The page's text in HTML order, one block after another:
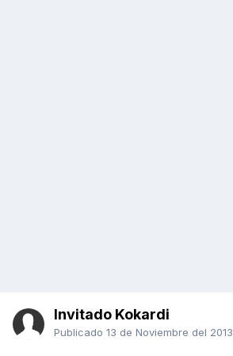
Invitado Kokardi
Publicado 13 de Noviembre del 2013